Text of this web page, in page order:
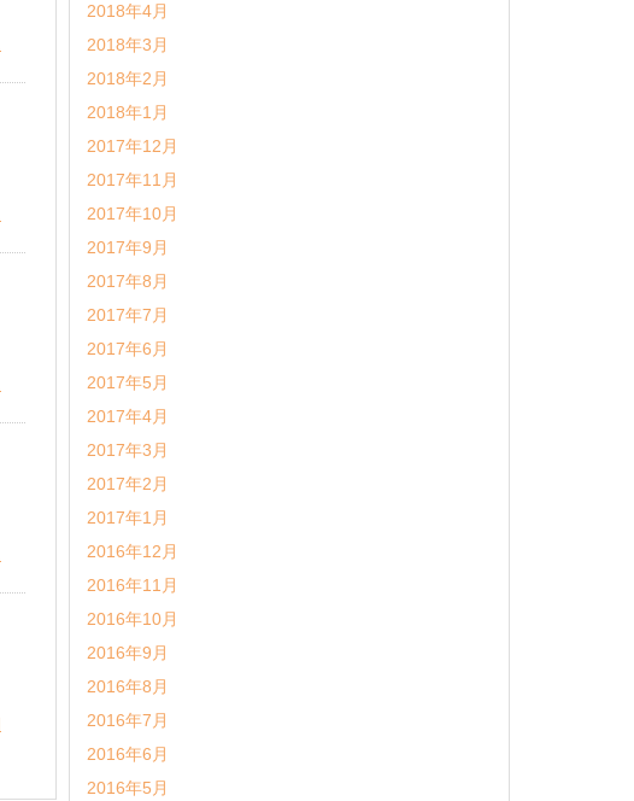
2018年4月
2018年3月
2018年2月
2018年1月
2017年12月
2017年11月
2017年10月
2017年9月
2017年8月
2017年7月
2017年6月
2017年5月
2017年4月
2017年3月
2017年2月
2017年1月
2016年12月
2016年11月
2016年10月
2016年9月
2016年8月
2016年7月
2016年6月
2016年5月